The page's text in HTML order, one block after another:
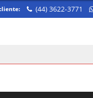
(44) 3622-3771